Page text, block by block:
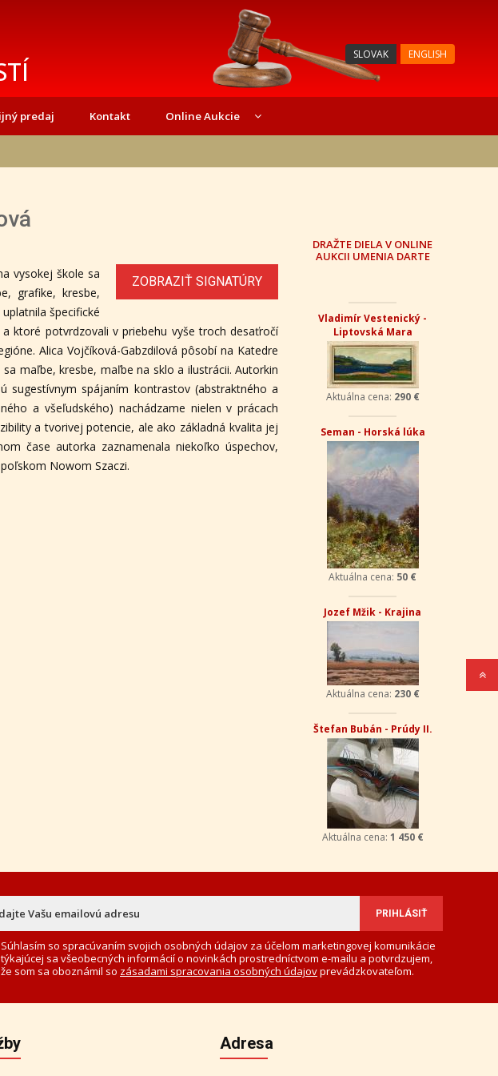
SLOVAK ENGLISH
predaj Kontakt Online Aukcie
ZOBRAZIŤ SIGNATÚRY
vysokej škole sa
grafike, kresbe,
špecifické
ktoré potvrdzovali v priebehu vyše troch desaťročí
Alica Vojčíková-Gabzdilová pôsobí na Katedre
maľbe, kresbe, maľbe na sklo a ilustrácii. Autorkin
sugestívnym spájaním kontrastov (abstraktného a
a všeľudského) nachádzame nielen v prácach
a tvorivej potencie, ale ako základná kvalita jej
čase autorka zaznamenala niekoľko úspechov,
Nowom Szaczi.
DRAŽTE DIELA V ONLINE
AUKCII UMENIA DARTE
Vladimír Vestenický -
Liptovská Mara
Aktuálna cena: 290 €
Seman - Horská lúka
Aktuálna cena: 50 €
Jozef Mžik - Krajina
Aktuálna cena: 230 €
Štefan Bubán - Prúdy II.
Aktuálna cena: 1 450 €
Súhlasím so spracúvaním svojich osobných údajov za účelom marketingovej komunikácie
týkajúcej sa všeobecných informácií o novinkách prostredníctvom e-mailu a potvrdzujem,
že som sa oboznámil so zásadami spracovania osobných údajovprevádzkovateľom.
Adresa